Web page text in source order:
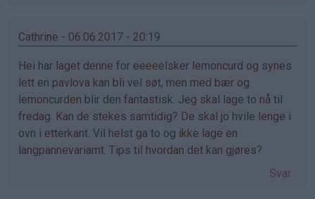
Cathrine - 06.06.2017 - 20:19
Hei har laget denne for eeeeelsker lemoncurd og synes
lett en pavlova kan bli vel søt, men med bær og
lemoncurden blir den fantastisk. Jeg skal lage to nå til
fredag. Kan de stekes samtidig? De skal jo hvile lenge i
ovn i etterkant. Vil helst ga to og ikke lage en
langpannevariamt. Tips til hvordan det kan gjøres?
Svar